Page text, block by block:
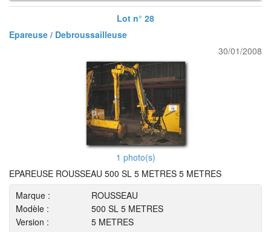
Lot n° 28
Epareuse / Debroussailleuse
30/01/2008
1 photo(s)
EPAREUSE ROUSSEAU 500 SL 5 METRES 5 METRES
Marque :
ROUSSEAU
Modèle :
500 SL 5 METRES
Version :
5 METRES